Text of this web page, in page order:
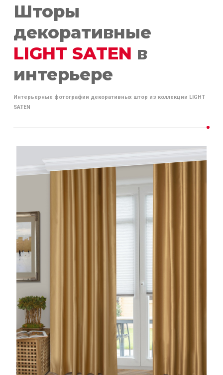
Шторы
декоративные
LIGHT SATEN в
интерьере
Интерьерные фотографии декоративных штор из коллекции LIGHT
SATEN